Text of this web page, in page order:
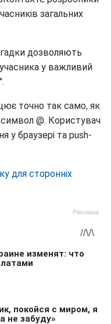
загальних
дозволяють
у важливий
точно так само, як
символ @. Користувач
у браузері та push-
для сторонніх